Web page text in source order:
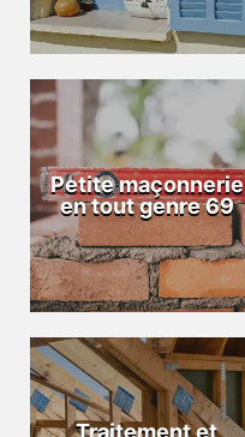
Petite maçonnerie
en tout genre 69
Traitement et